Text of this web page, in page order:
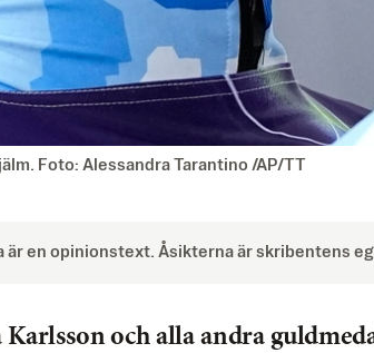
Foto: Alessandra Tarantino /AP/TT
är en opinionstext. Åsikterna är skribentens
Karlsson och alla andra